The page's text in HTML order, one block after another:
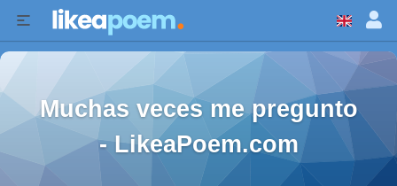
Muchas veces me pregunto
- LikeaPoem.com